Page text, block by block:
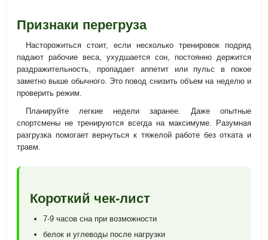
Признаки перегруза
Насторожиться стоит, если несколько тренировок подряд
падают рабочие веса, ухудшается сон, постоянно держится
раздражительность, пропадает аппетит или пульс в покое
заметно выше обычного. Это повод снизить объем на неделю и
проверить режим.
Планируйте легкие недели заранее. Даже опытные
спортсмены не тренируются всегда на максимуме. Разумная
разгрузка помогает вернуться к тяжелой работе без отката и
травм.
Короткий чек-лист
7-9 часов сна при возможности
белок и углеводы после нагрузки